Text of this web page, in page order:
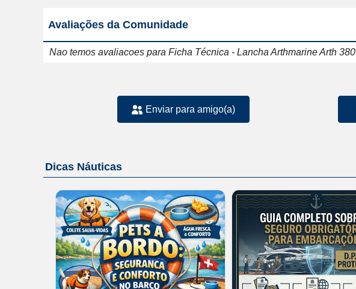
Avaliações da Comunidade
Nao temos avaliacoes para Ficha Técnica - Lancha Arthmarine Arth 380
Enviar para amigo(a)
Dicas Náuticas